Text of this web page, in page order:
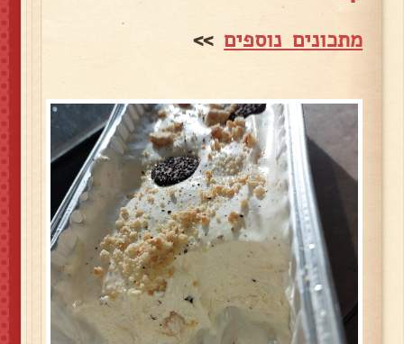
מתכונים נוספים >>